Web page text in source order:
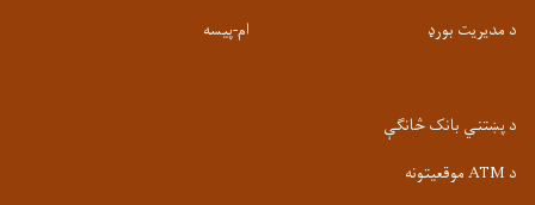
د مدیریت بورډ
ام-پيسه
د پښتني بانک څانګې
د ATM موقعیتونه